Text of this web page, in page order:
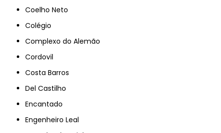
Coelho Neto
Colégio
Complexo do Alemão
Cordovil
Costa Barros
Del Castilho
Encantado
Engenheiro Leal